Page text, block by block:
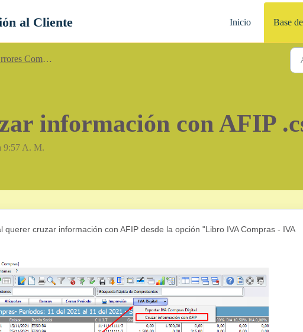
al Cliente Inicio Base
Comunes
información con AFIP
9:57 A. M.
cruzar información con AFIP desde la opción "Libro IVA Compras - IVA